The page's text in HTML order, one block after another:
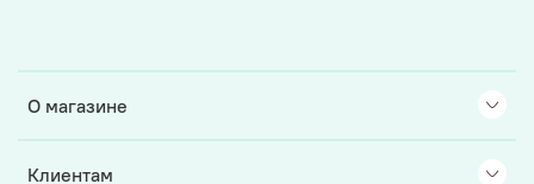
О магазине
Клиентам